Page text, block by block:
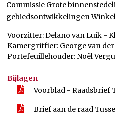
Commissie Grote
gebiedsontwikkelingen
Voorzitter: Delano van Luik -
Kamergriffier: George van der
Portefeuillehouder: Noël
Bijlagen
Voorblad - Raadsbrief
Brief aan de raad